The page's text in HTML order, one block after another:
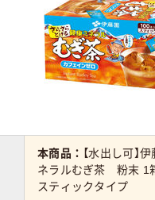
本商品： 【水出し可】
ネラルむぎ茶 粉末 1箱
スティックタイプ